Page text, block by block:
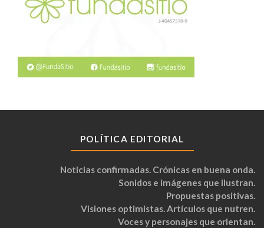
POLÍTICA EDITORIAL
Noticias confirmadas. Crónicas en buena onda.
Sonidos e imágenes que ilustran.
Propuestas positivas.
Visiones optimistas. Artículos que nutren.
Voces y personajes que orientan.